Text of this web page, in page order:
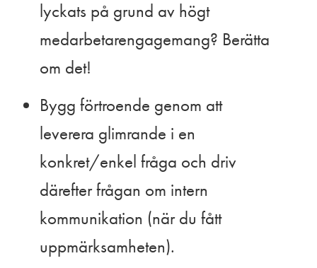
lyckats på grund av högt
medarbetarengagemang? Berätta
om det!
Bygg förtroende genom att
leverera glimrande i en
konkret/enkel fråga och driv
därefter frågan om intern
kommunikation (när du fått
uppmärksamheten).